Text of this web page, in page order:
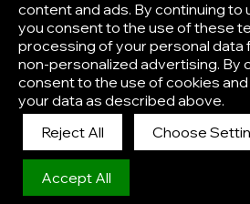
content and ads. By continuing to
you consent to the use of these
processing of your personal data
non-personalized advertising. By
consent to the use of cookies
your data as described above.
Reject All
Choose
Accept All